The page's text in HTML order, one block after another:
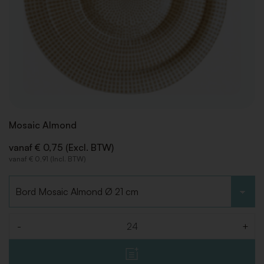
Mosaic Almond
vanaf € 0,75 (Excl. BTW)
vanaf € 0,91 (Incl. BTW)
- +